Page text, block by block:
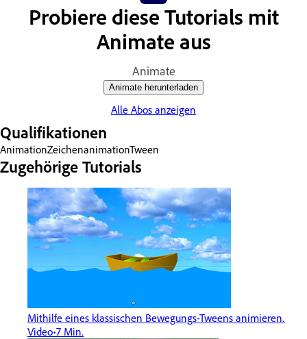
Probiere diese Tutorials mit
Animate aus
Animate
Animate herunterladen
Alle Abos anzeigen
Qualifikationen
AnimationZeichenanimationTween
Zugehörige Tutorials
Mithilfe eines klassischen Bewegungs-Tweens animieren.
Video 7 Min.